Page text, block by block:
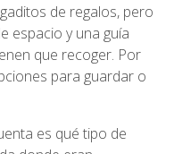
de regalos, pero
espacio y una guía
que recoger. Por
para guardar o
es qué tipo de